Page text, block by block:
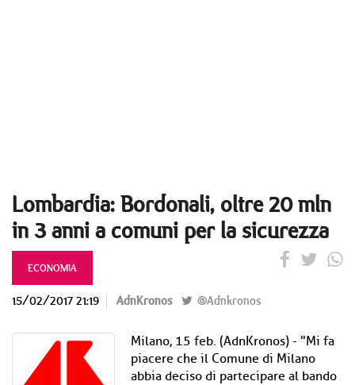
Lombardia: Bordonali, oltre 20 mln
in 3 anni a comuni per la sicurezza
ECONOMIA
15/02/2017 21:19 AdnKronos @Adnkronos
Milano, 15 feb. (AdnKronos) - "Mi fa
piacere che il Comune di Milano
abbia deciso di partecipare al bando